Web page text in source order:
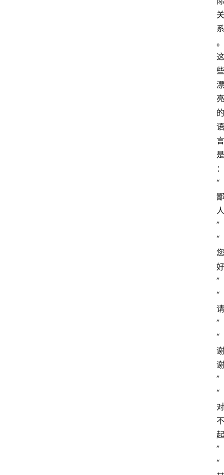
关
系
。
这
些
漂
亮
的
语
言
是
：
“
鄙
人
”
“
您
好
”
“
请
”
“
谢
谢
”
“
对
不
起
”
“